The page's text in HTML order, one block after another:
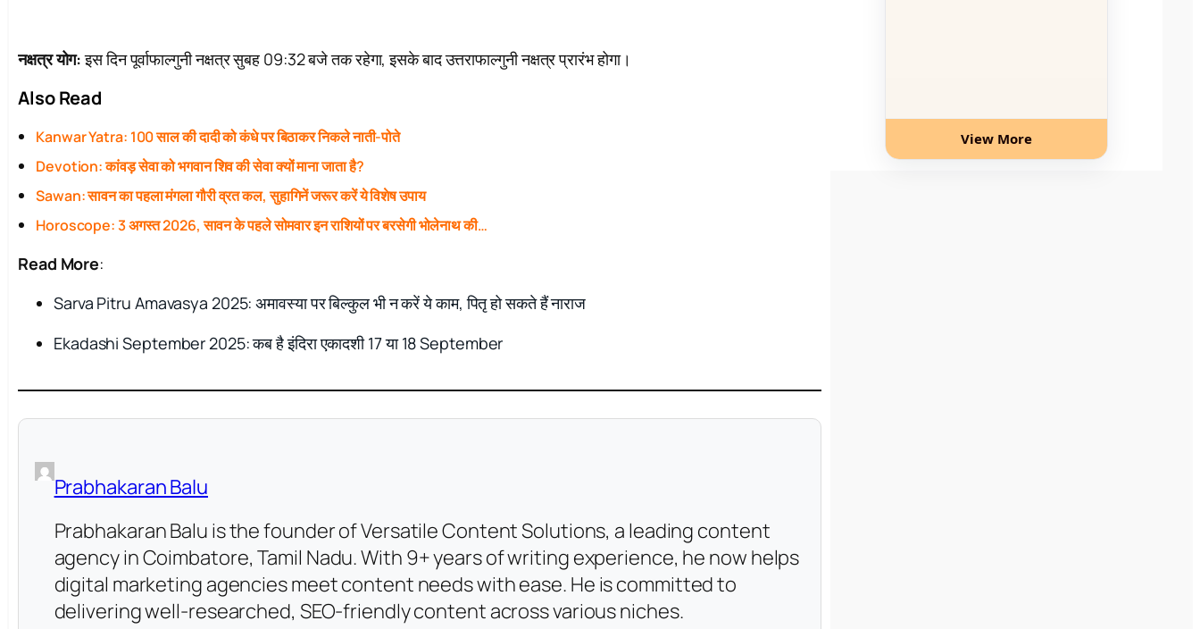
नक्षत्र योग:इस दिन पूर्वाफाल्गुनी नक्षत्र सुबह 09:32 बजे तक रहेगा, इसके बाद उत्तराफाल्गुनी नक्षत्र प्रारंभ होगा।
Also Read
Kanwar Yatra: 100 साल की दादी को कंधे पर बिठाकर निकले नाती-पोते
Devotion: कांवड़ सेवा को भगवान शिव की सेवा क्यों माना जाता है?
Sawan: सावन का पहला मंगला गौरी व्रत कल, सुहागिनें जरूर करें ये विशेष उपाय
Horoscope: 3 अगस्त 2026, सावन के पहले सोमवार इन राशियों पर बरसेगी भोलेनाथ की…
Read More:
Sarva Pitru Amavasya 2025: अमावस्या पर बिल्कुल भी न करें ये काम, पितृ हो सकते हैं नाराज
Ekadashi September 2025: कब है इंदिरा एकादशी 17 या 18 September
Prabhakaran Balu
Prabhakaran Balu is the founder of Versatile Content Solutions, a leading content
agency in Coimbatore, Tamil Nadu. With 9+ years of writing experience, he now helps
digital marketing agencies meet content needs with ease. He is committed to
delivering well-researched, SEO-friendly content across various niches.
View More